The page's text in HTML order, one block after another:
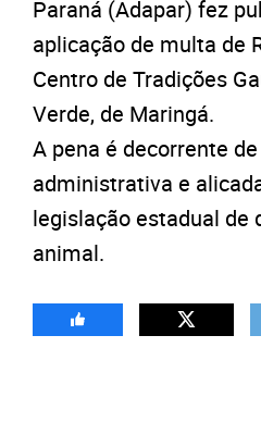
Paraná (Adapar) fez
aplicação de multa de
Centro de Tradições
Verde, de Maringá.
A pena é decorrente
administrativa e
legislação estadual de
animal.